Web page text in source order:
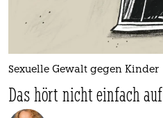
Sexuelle Gewalt gegen Kinder
Das hört nicht einfach auf